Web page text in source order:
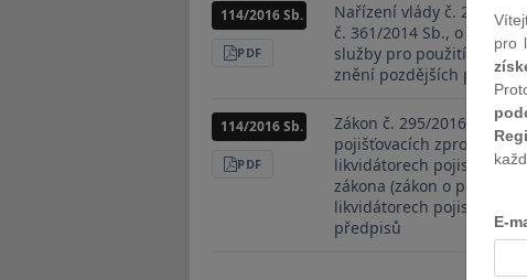
114/2016 Sb.
STÁHNOUT
Nařízení vlády č. 296/
č. 361/2014 Sb., o
služby pro použití
znění pozdějších
114/2016 Sb.
STÁHNOUT
Zákon č. 295/2016 Sb.,
pojišťovacích
likvidátorech pojistných
zákona (zákon o
likvidátorech pojistných
předpisů
pro
E-